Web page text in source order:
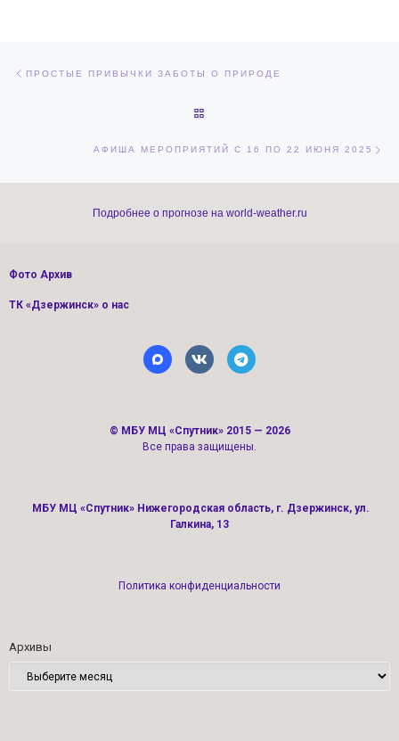
ПРОСТЫЕ ПРИВЫЧКИ ЗАБОТЫ О ПРИРОДЕ
АФИША МЕРОПРИЯТИЙ С 16 ПО 22 ИЮНЯ 2025
Подробнее о прогнозе на world-weather.ru
Фото Архив
ТК «Дзержинск» о нас
© МБУ МЦ «Спутник» 2015 — 2026
Все права защищены.
МБУ МЦ «Спутник» Нижегородская область, г. Дзержинск, ул.
Галкина, 13
Политика конфиденциальности
Архивы